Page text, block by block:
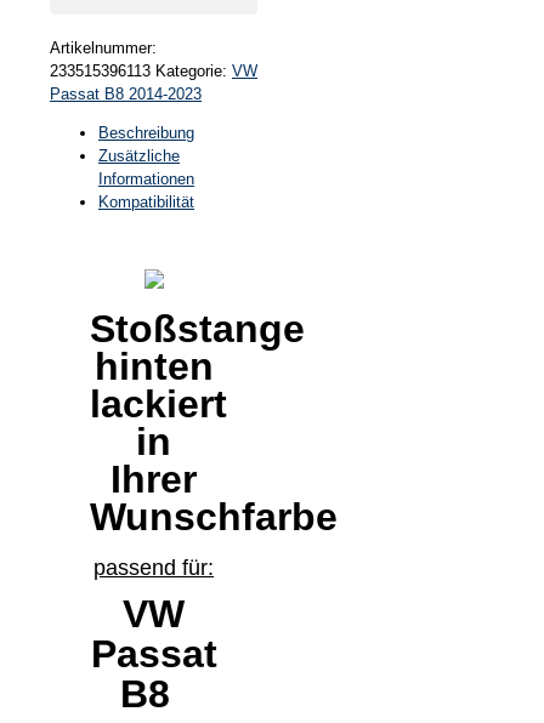
Artikelnummer:
233515396113 Kategorie: VW
Passat B8 2014-2023
Beschreibung
Zusätzliche
Informationen
Kompatibilität
Stoßstange
hinten
lackiert
in
Ihrer
Wunschfarbe
passend für:
VW
Passat
B8